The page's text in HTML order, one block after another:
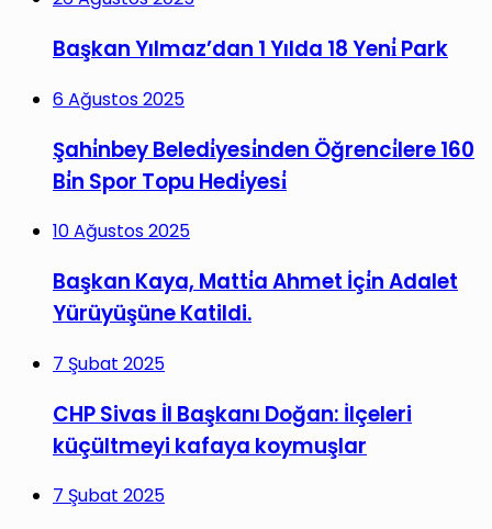
Başkan Yılmaz’dan 1 Yılda 18 Yeni̇ Park
6 Ağustos 2025
Şahi̇nbey Beledi̇yesi̇nden Öğrenci̇lere 160
Bi̇n Spor Topu Hedi̇yesi̇
10 Ağustos 2025
Başkan Kaya, Matti̇a Ahmet İçi̇n Adalet
Yürüyüşüne Katildi.
7 Şubat 2025
CHP Sivas İl Başkanı Doğan: İlçeleri
küçültmeyi kafaya koymuşlar
7 Şubat 2025